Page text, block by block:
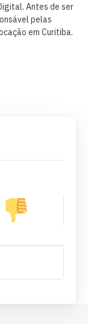
Antes de ser
pelas
em Curitiba.